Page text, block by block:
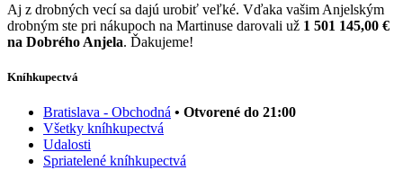
Aj z drobných vecí sa dajú urobiť veľké. Vďaka vašim Anjelským
drobným ste pri nákupoch na Martinuse darovali už 1 501 145,00 €
na Dobrého Anjela. Ďakujeme!
Kníhkupectvá
Bratislava - Obchodná • Otvorené do 21:00
Všetky kníhkupectvá
Udalosti
Spriatelené kníhkupectvá